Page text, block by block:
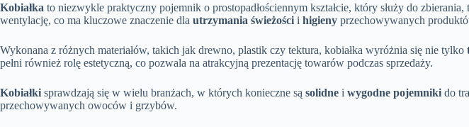
Kobiałka to niezwykle praktyczny pojemnik o prostopadłościennym kształcie, który służy do
wentylację, co ma kluczowe znaczenie dla utrzymania świeżości i higieny przechowywanych
Wykonana z różnych materiałów, takich jak drewno, plastik czy tektura, kobiałka wyróżnia się nie tylko
pełni również rolę estetyczną, co pozwala na atrakcyjną prezentację towarów podczas sprzedaży.
Kobiałki sprawdzają się w wielu branżach, w których konieczne są solidne i wygodne pojemniki do
przechowywanych owoców i grzybów.